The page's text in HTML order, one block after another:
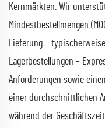
Kernmärkten. Wir
Mindestbestellmengen
Lieferung –
Lagerbestellungen –
Anforderungen sowie
einer durchschnittlichen
während der